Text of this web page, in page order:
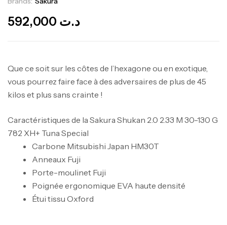
د.ت
Que ce soit sur les côtes de l’hexagone ou en exotique,
vous pourrez faire face à des adversaires de plus de 45
kilos et plus sans crainte !
Caractéristiques de la Sakura Shukan 2.0 2.33 M 30-130 G
782 XH+ Tuna Special
Carbone Mitsubishi Japan HM30T
Anneaux Fuji
Porte-moulinet Fuji
Poignée ergonomique EVA haute densité
Étui tissu Oxford